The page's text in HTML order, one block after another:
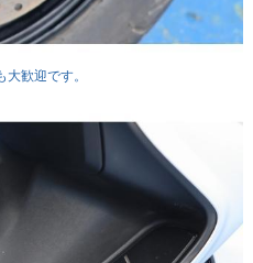
歓迎です。